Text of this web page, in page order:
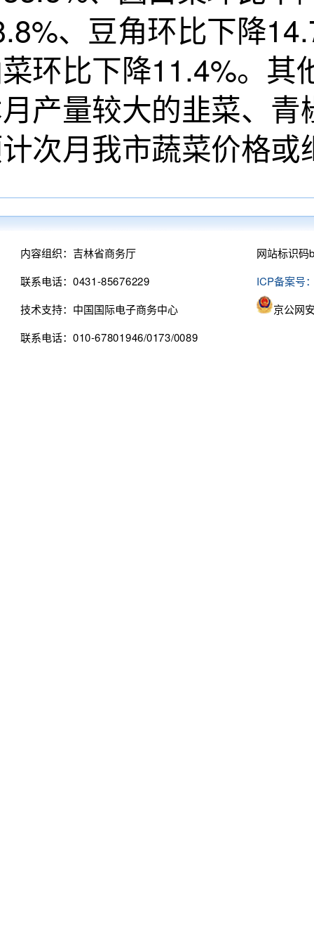
、豆角环比下降
环比下降11.4%。其
产量较大的韭菜、
次月我市蔬菜价格
内容组织：吉林省商务厅
联系电话：0431-85676229
技术支持：中国国际电子商务中心
联系电话：010-67801946/0173/0089
网站标识
ICP备案号
京公网